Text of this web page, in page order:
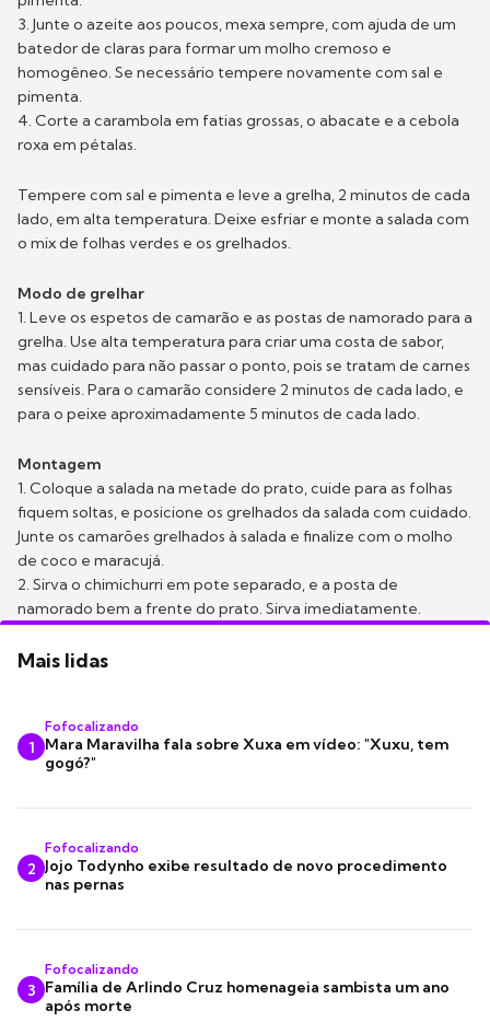
3. Junte o azeite aos poucos, mexa sempre, com ajuda de um
batedor de claras para formar um molho cremoso e
homogêneo. Se necessário tempere novamente com sal e
pimenta.
4. Corte a carambola em fatias grossas, o abacate e a cebola
roxa em pétalas.
Tempere com sal e pimenta e leve a grelha, 2 minutos de cada
lado, em alta temperatura. Deixe esfriar e monte a salada com
o mix de folhas verdes e os grelhados.
Modo de grelhar
1. Leve os espetos de camarão e as postas de namorado para a
grelha. Use alta temperatura para criar uma costa de sabor,
mas cuidado para não passar o ponto, pois se tratam de carnes
sensíveis. Para o camarão considere 2 minutos de cada lado, e
para o peixe aproximadamente 5 minutos de cada lado.
Montagem
1. Coloque a salada na metade do prato, cuide para as folhas
fiquem soltas, e posicione os grelhados da salada com cuidado.
Junte os camarões grelhados à salada e finalize com o molho
de coco e maracujá.
2. Sirva o chimichurri em pote separado, e a posta de
namorado bem a frente do prato. Sirva imediatamente.
Mais lidas
1
Fofocalizando
Mara Maravilha fala sobre Xuxa em vídeo: "Xuxu, tem
gogó?"
2
Fofocalizando
Jojo Todynho exibe resultado de novo procedimento
nas pernas
3
Fofocalizando
Família de Arlindo Cruz homenageia sambista um ano
após morte